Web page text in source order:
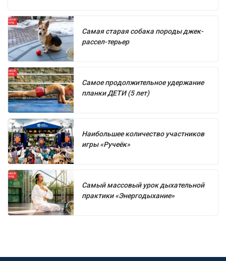
Самая старая собака породы джек-
рассел-терьер
Самое продолжительное удержание
планки ДЕТИ (5 лет)
Наибольшее количество участников
игры «Ручеёк»
Самый массовый урок дыхательной
практики «Энергодыхание»